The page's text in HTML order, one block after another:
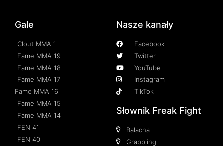
Gale
Clout MMA 1
Fame MMA 19
Fame MMA 18
Fame MMA 17
Fame MMA 16
Fame MMA 15
Fame MMA 14
FEN 41
FEN 40
Nasze kanały
Facebook
Twitter
YouTube
Instagram
TikTok
Słownik Freak Fight
Balacha
Grappling